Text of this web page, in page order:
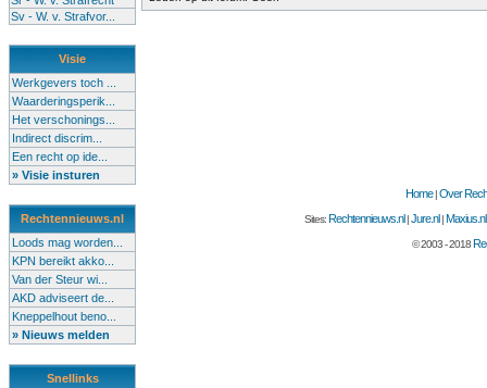
Sv - W. v. Strafvor...
Visie
Werkgevers toch ...
Waarderingsperik...
Het verschonings...
Indirect discrim...
Een recht op ide...
» Visie insturen
Rechtennieuws.nl
Loods mag worden...
KPN bereikt akko...
Van der Steur wi...
AKD adviseert de...
Kneppelhout beno...
» Nieuws melden
Snellinks
Home|Over
Sites:Rechtennieuws.nl|Jure.nl|Maxius.nl
© 2003 - 2018